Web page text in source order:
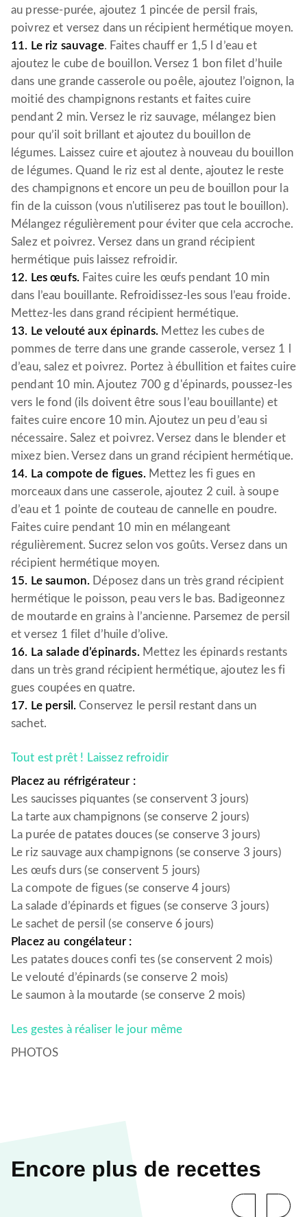
au presse-purée, ajoutez 1 pincée de persil frais,
poivrez et versez dans un récipient hermétique moyen.
11. Le riz sauvage. Faites chauff er 1,5 l d’eau et
ajoutez le cube de bouillon. Versez 1 bon filet d’huile
dans une grande casserole ou poêle, ajoutez l’oignon, la
moitié des champignons restants et faites cuire
pendant 2 min. Versez le riz sauvage, mélangez bien
pour qu’il soit brillant et ajoutez du bouillon de
légumes. Laissez cuire et ajoutez à nouveau du bouillon
de légumes. Quand le riz est al dente, ajoutez le reste
des champignons et encore un peu de bouillon pour la
fin de la cuisson (vous n'utiliserez pas tout le bouillon).
Mélangez régulièrement pour éviter que cela accroche.
Salez et poivrez. Versez dans un grand récipient
hermétique puis laissez refroidir.
12. Les œufs. Faites cuire les œufs pendant 10 min
dans l’eau bouillante. Refroidissez-les sous l’eau froide.
Mettez-les dans grand récipient hermétique.
13. Le velouté aux épinards. Mettez les cubes de
pommes de terre dans une grande casserole, versez 1 l
d’eau, salez et poivrez. Portez à ébullition et faites cuire
pendant 10 min. Ajoutez 700 g d'épinards, poussez-les
vers le fond (ils doivent être sous l’eau bouillante) et
faites cuire encore 10 min. Ajoutez un peu d’eau si
nécessaire. Salez et poivrez. Versez dans le blender et
mixez bien. Versez dans un grand récipient hermétique.
14. La compote de figues. Mettez les fi gues en
morceaux dans une casserole, ajoutez 2 cuil. à soupe
d’eau et 1 pointe de couteau de cannelle en poudre.
Faites cuire pendant 10 min en mélangeant
régulièrement. Sucrez selon vos goûts. Versez dans un
récipient hermétique moyen.
15. Le saumon. Déposez dans un très grand récipient
hermétique le poisson, peau vers le bas. Badigeonnez
de moutarde en grains à l’ancienne. Parsemez de persil
et versez 1 filet d’huile d’olive.
16. La salade d’épinards. Mettez les épinards restants
dans un très grand récipient hermétique, ajoutez les fi
gues coupées en quatre.
17. Le persil.Conservez le persil restant dans un
sachet.
Tout est prêt ! Laissez refroidir
Placez au réfrigérateur :
Les saucisses piquantes (se conservent 3 jours)
La tarte aux champignons (se conserve 2 jours)
La purée de patates douces (se conserve 3 jours)
Le riz sauvage aux champignons (se conserve 3 jours)
Les œufs durs (se conservent 5 jours)
La compote de figues (se conserve 4 jours)
La salade d’épinards et figues (se conserve 3 jours)
Le sachet de persil (se conserve 6 jours)
Placez au congélateur :
Les patates douces confi tes (se conservent 2 mois)
Le velouté d’épinards (se conserve 2 mois)
Le saumon à la moutarde (se conserve 2 mois)
Les gestes à réaliser le jour même
PHOTOS
Encore plus de recettes